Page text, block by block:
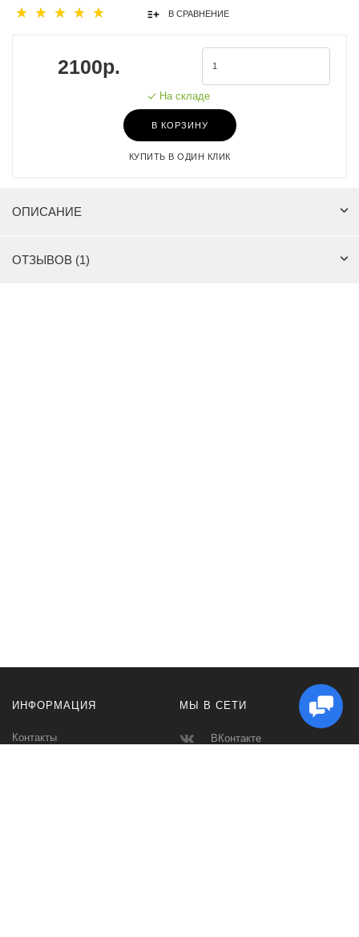
В СРАВНЕНИЕ
2100р.
На складе
В КОРЗИНУ
КУПИТЬ В ОДИН КЛИК
ОПИСАНИЕ
ОТЗЫВОВ (1)
ИНФОРМАЦИЯ
Контакты
МЫ В СЕТИ
ВКонтакте